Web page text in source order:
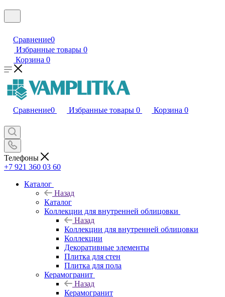
Сравнение0
Избранные товары 0
Корзина 0
Сравнение0 Избранные товары 0 Корзина 0
Телефоны
+7 921 360 03 60
Каталог
Назад
Каталог
Коллекции для внутренней облицовки
Назад
Коллекции для внутренней облицовки
Коллекции
Декоративные элементы
Плитка для стен
Плитка для пола
Керамогранит
Назад
Керамогранит